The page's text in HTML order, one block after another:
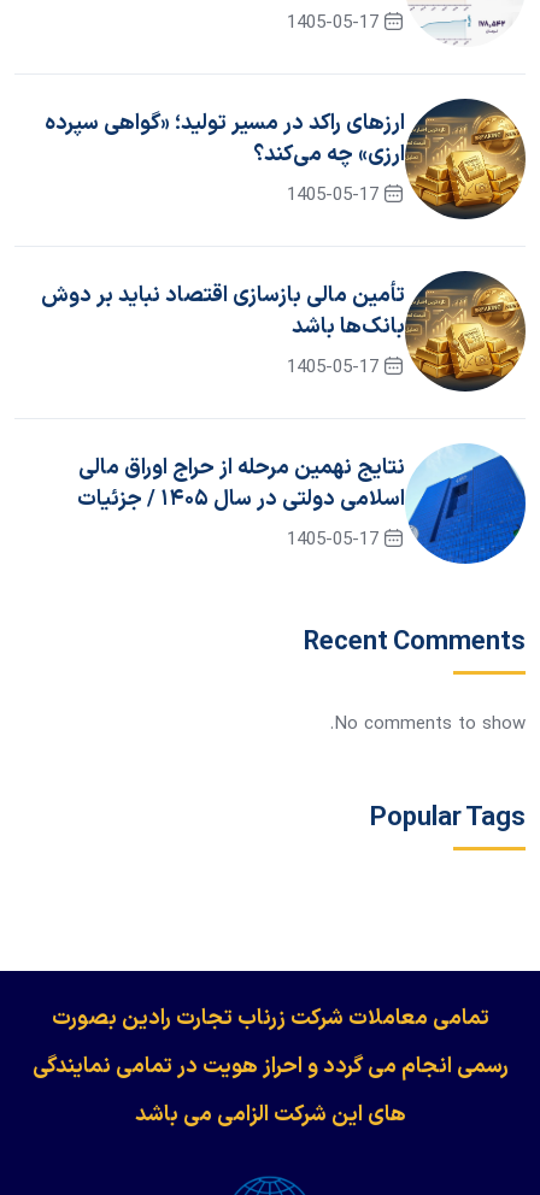
1405-05-17
ارزهای راکد در مسیر تولید؛ «گواهی سپرده
ارزی» چه می‌کند؟
1405-05-17
تأمین مالی بازسازی اقتصاد نباید بر دوش
بانک‌ها باشد
1405-05-17
نتایج نهمین مرحله از حراج اوراق مالی
اسلامی دولتی در سال ۱۴۰۵ / جزئیات
برگزاری حراج دهم
1405-05-17
Recent Comments
No comments to show.
Popular Tags
​​​​​​تمامی معاملات شرکت زرناب تجارت رادین بصورت
رسمی انجام می گردد و احراز هویت در تمامی نمایندگی
های این شرکت الزامی می باشد